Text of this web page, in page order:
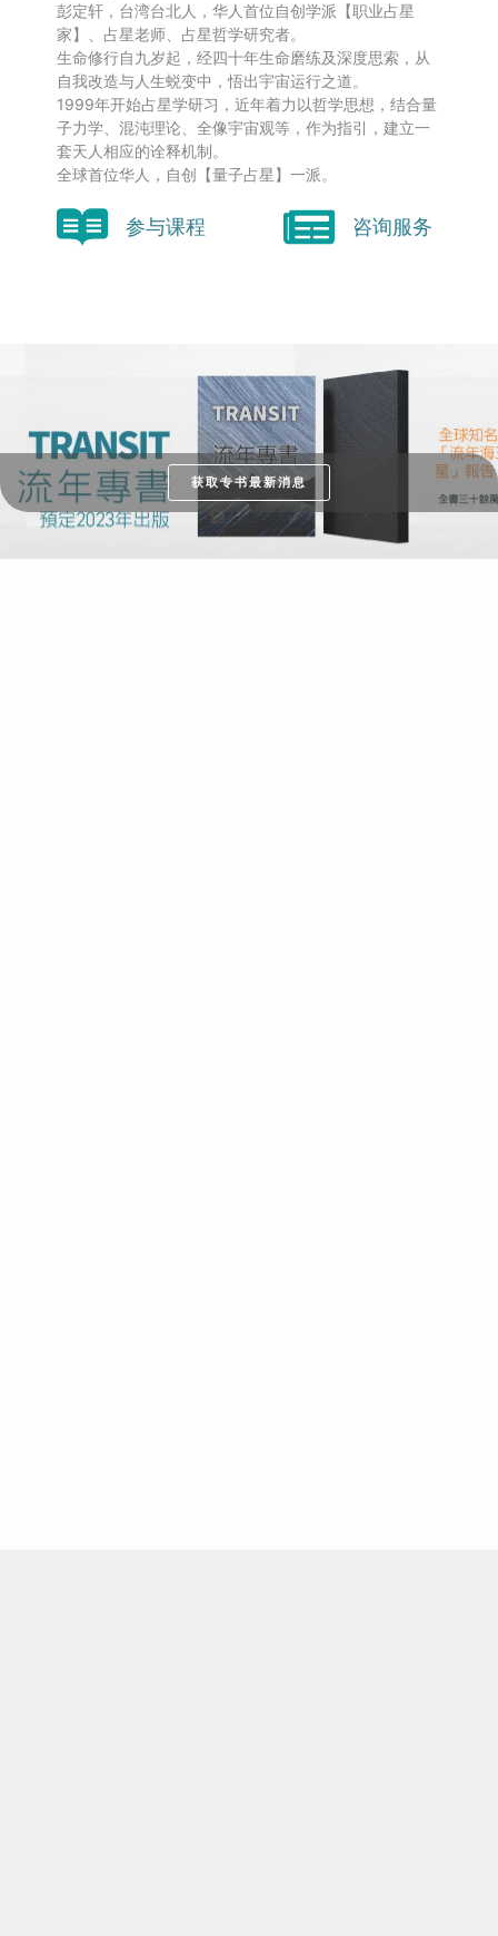
彭定轩，台湾台北人，华人首位自创学派【职业占星
家】、占星老师、占星哲学研究者。
生命修行自九岁起，经四十年生命磨练及深度思索，从
自我改造与人生蜕变中，悟出宇宙运行之道。
1999年开始占星学研习，近年着力以哲学思想，结合量
子力学、混沌理论、全像宇宙观等，作为指引，建立一
套天人相应的诠释机制。
全球首位华人，自创【量子占星】一派。
参与课程 咨询服务
获取专书最新消息